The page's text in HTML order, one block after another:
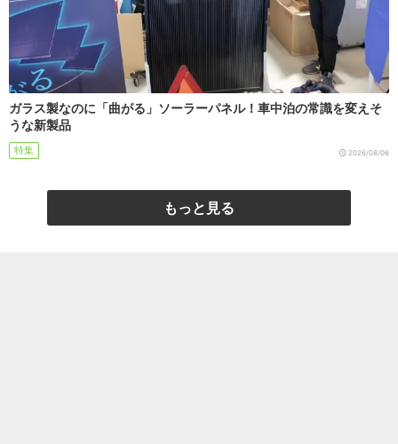
ガラス製なのに「曲がる」ソーラーパネル！車中泊の常識を変えそ
うな新製品
特集 2026/08/06
もっと見る